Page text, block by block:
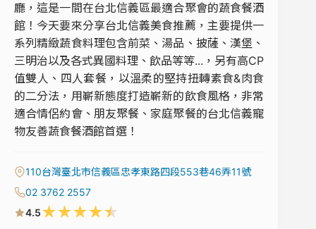
廳，這是一間在台北信義區最適合聚會的蔬食餐酒
館！今天要來分享台北信義美食推薦，主要提供一
系列精緻蔬食料理包含前菜、湯品、披薩、漢堡、
三明治以及各式異國料理、飲品等等...，另有高CP
值雙人、四人套餐，以溫柔的堅持扭轉素食&肉食
的二分法，用嶄新態度打造嶄新的飲食風格，非常
適合情侶約會、朋友聚餐、家庭聚餐的台北信義寵
物友善蔬食餐酒館首選！
110台灣臺北市信義區忠孝東路四段553巷46弄11號
02 3762 2557
4.5★★★★★